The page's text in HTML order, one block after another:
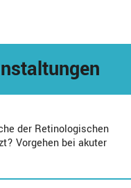
der Retinologischen
Vorgehen bei akuter